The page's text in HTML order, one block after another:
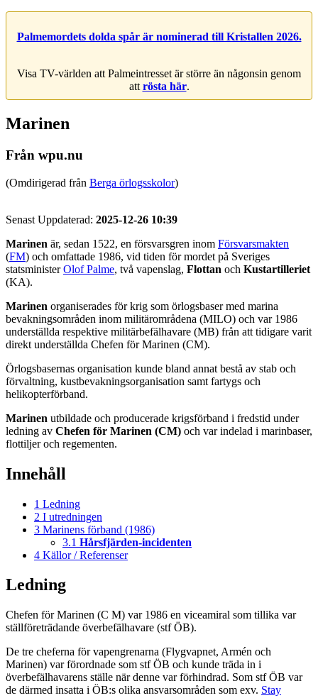
Palmemordets dolda spår är nominerad till Kristallen 2026.
Visa TV-världen att Palmeintresset är större än någonsin genom
att rösta här.
Marinen
Från wpu.nu
(Omdirigerad från Berga örlogsskolor)
Senast Uppdaterad: 2025-12-26 10:39
Marinen är, sedan 1522, en försvarsgren inom Försvarsmakten
(FM) och omfattade 1986, vid tiden för mordet på Sveriges
statsministerOlof Palme, två vapenslag, Flottan och Kustartilleriet
(KA).
Marinen organiserades för krig som örlogsbaser med marina
bevakningsområden inom militärområdena (MILO) och var 1986
underställda respektive militärbefälhavare (MB) från att tidigare varit
direkt underställda Chefen för Marinen (CM).
Örlogsbasernas organisation kunde bland annat bestå av stab och
förvaltning, kustbevakningsorganisation samt fartygs och
helikopterförband.
Marinen utbildade och producerade krigsförband i fredstid under
ledning av Chefen för Marinen (CM) och var indelad i marinbaser,
flottiljer och regementen.
Innehåll
1 Ledning
2 I utredningen
3 Marinens förband (1986)
3.1 Hårsfjärden-incidenten
4 Källor / Referenser
Ledning
Chefen för Marinen (C M) var 1986 en viceamiral som tillika var
ställföreträdande överbefälhavare (stf ÖB).
De tre cheferna för vapengrenarna (Flygvapnet, Armén och
Marinen) var förordnade som stf ÖB och kunde träda in i
överbefälhavarens ställe när denne var förhindrad. Som stf ÖB var
de därmed insatta i ÖB:s olika ansvarsområden som exv. Stay